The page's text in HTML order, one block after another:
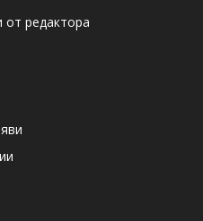
от редактора